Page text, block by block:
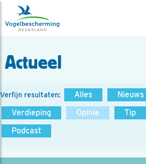
Actueel
Verfijn resultaten: Alles Nieuws
Verdieping
Opinie Tip
Podcast